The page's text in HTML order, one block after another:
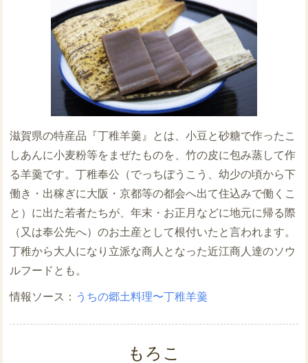
滋賀県の特産品『丁稚羊羹』とは、小豆と砂糖で作ったこ
しあんに小麦粉等をまぜたものを、竹の皮に包み蒸して作
る羊羹です。丁稚奉公（でっちぼうこう、幼少の頃から下
働き・出稼ぎに大阪・京都等の都会へ出て住込みで働くこ
と）に出た若者たちが、年末・お正月などに地元に帰る際
（又は奉公先へ）のお土産として根付いたと言われます。
丁稚から大人になり立派な商人となった近江商人達のソウ
ルフードとも。
うちの郷土料理〜丁稚羊羹
もろこ